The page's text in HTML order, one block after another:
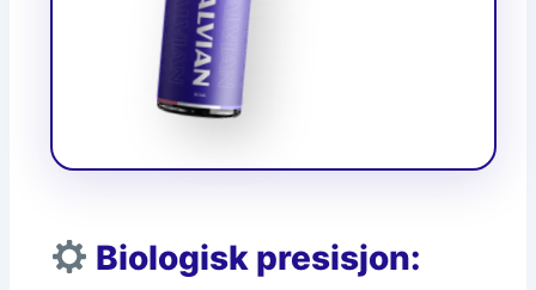
Biologisk presisjon: